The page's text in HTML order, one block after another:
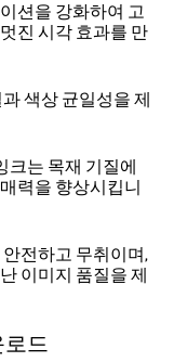
션을 강화하여 고
진 시각 효과를 만
색상 균일성을 제
크는 목재 기질에
력을 향상시킵니
전하고 무취이며,
이미지 품질을 제
로드